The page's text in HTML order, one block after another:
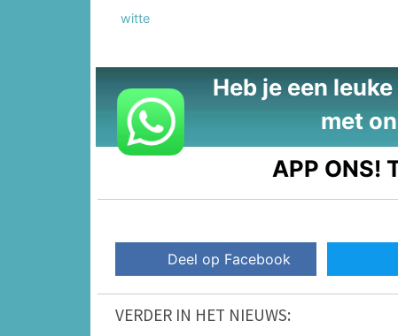
witte
Heb je een
met
APP ONS!
Deel op Facebook
VERDER IN HET NIEUWS: